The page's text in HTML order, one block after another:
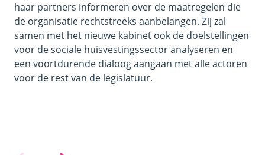
haar partners informeren over de maatregelen die
de organisatie rechtstreeks aanbelangen. Zij zal
samen met het nieuwe kabinet ook de doelstellingen
voor de sociale huisvestingssector analyseren en
een voortdurende dialoog aangaan met alle actoren
voor de rest van de legislatuur.